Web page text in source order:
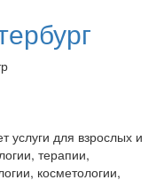
услуги для взрослых и
терапии,
косметологии,